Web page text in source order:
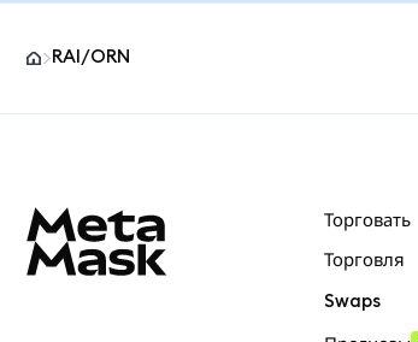
RAI/ORN
Торговать
Торговля
Swaps